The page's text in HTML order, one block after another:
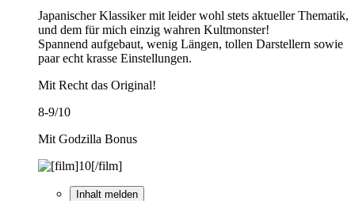
Japanischer Klassiker mit leider wohl stets aktueller Thematik,
und dem für mich einzig wahren Kultmonster!
Spannend aufgebaut, wenig Längen, tollen Darstellern sowie
paar echt krasse Einstellungen.
Mit Recht das Original!
8-9/10
Mit Godzilla Bonus
Inhalt melden